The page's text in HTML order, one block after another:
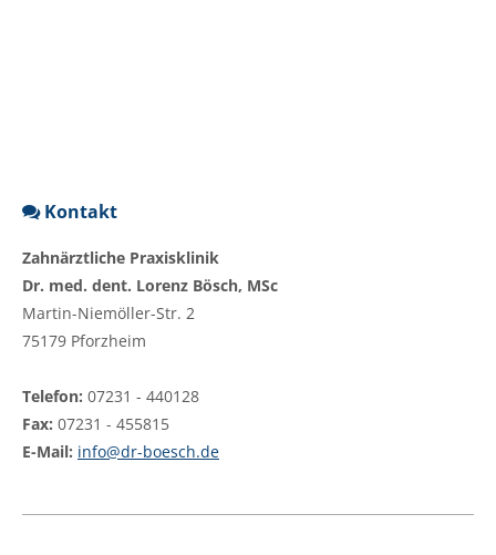
Kontakt
Zahnärztliche Praxisklinik
Dr. med. dent. Lorenz Bösch, MSc
Martin-Niemöller-Str. 2
75179 Pforzheim
Telefon: 07231 - 440128
Fax: 07231 - 455815
E-Mail: info@dr-boesch.de